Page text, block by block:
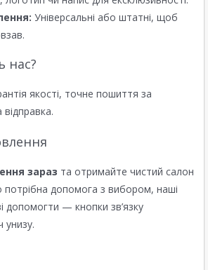
Універсальні або штатні, щоб
нас?
якості, точне пошиття за
зараз та отримайте чистий салон
потрібна допомога з вибором, наші
допомогти — кнопки зв’язку
унизу.